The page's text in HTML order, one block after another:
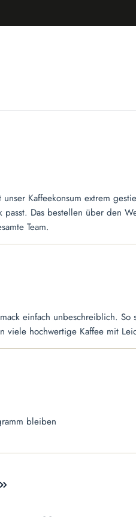
Kaffeekonsum extrem
Das bestellen über den
Team.
einfach unbeschreiblich.
viele hochwertige Kaffee mit
bleiben